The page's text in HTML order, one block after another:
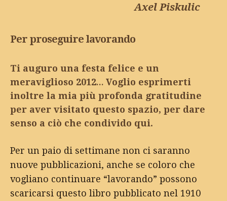
Axel Piskulic
Per proseguire lavorando
Ti auguro una festa felice e un
meraviglioso 2012… Voglio esprimerti
inoltre la mia più profonda gratitudine
per aver visitato questo spazio, per dare
senso a ciò che condivido qui.
Per un paio di settimane non ci saranno
nuove pubblicazioni, anche se coloro che
vogliano continuare “lavorando” possono
scaricarsi questo libro pubblicato nel 1910